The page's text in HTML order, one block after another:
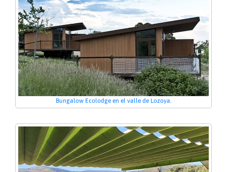
Bungalow Ecolodge en el valle de Lozoya.